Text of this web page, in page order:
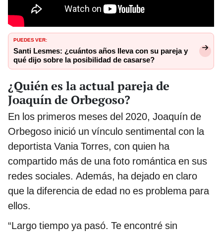
PUEDES VER:
Santi Lesmes: ¿cuántos años lleva con su pareja y
qué dijo sobre la posibilidad de casarse?
¿Quién es la actual pareja de
Joaquín de Orbegoso?
En los primeros meses del 2020, Joaquín de
Orbegoso inició un vínculo sentimental con la
deportista Vania Torres, con quien ha
compartido más de una foto romántica en sus
redes sociales. Además, ha dejado en claro
que la diferencia de edad no es problema para
ellos.
“Largo tiempo ya pasó. Te encontré sin